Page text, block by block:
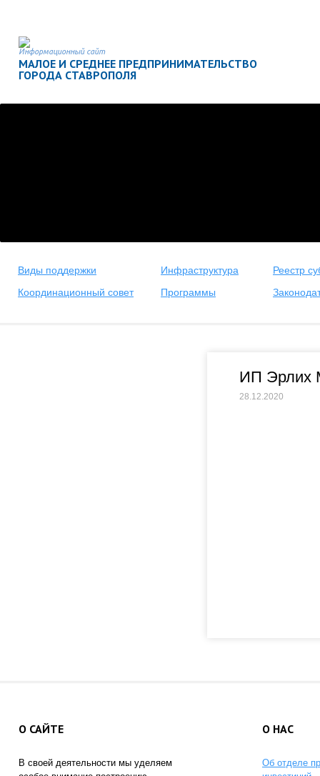
Информационный сайт
МАЛОЕ И СРЕДНЕЕ ПРЕДПРИНИМАТЕЛЬСТВО
ГОРОДА СТАВРОПОЛЯ
Виды поддержки Инфраструктура
Реестр
Координационный совет
Программы
ИП Эрлих
28.12.2020
О САЙТЕ
В своей деятельности мы уделяем
О НАС
Об отделе